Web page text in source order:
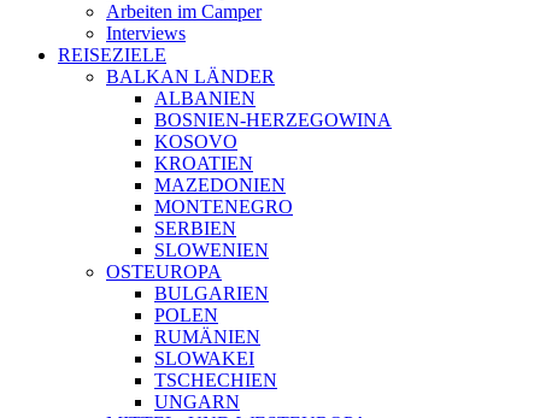
Arbeiten im Camper
Interviews
REISEZIELE
BALKAN LÄNDER
ALBANIEN
BOSNIEN-HERZEGOWINA
KOSOVO
KROATIEN
MAZEDONIEN
MONTENEGRO
SERBIEN
SLOWENIEN
OSTEUROPA
BULGARIEN
POLEN
RUMÄNIEN
SLOWAKEI
TSCHECHIEN
UNGARN